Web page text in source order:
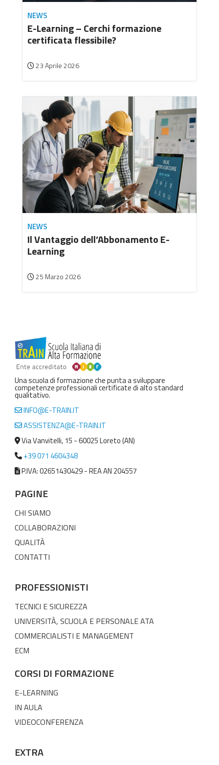
NEWS
E-Learning – Cerchi formazione
certificata flessibile?
23 Aprile 2026
NEWS
Il Vantaggio dell’Abbonamento E-
Learning
25 Marzo 2026
Una scuola di formazione che punta a sviluppare
competenze professionali certificate di alto standard
qualitativo.
INFO@E-TRAIN.IT
ASSISTENZA@E-TRAIN.IT
Via Vanvitelli, 15 - 60025 Loreto (AN)
+39 071 4604348
P.IVA: 02651430429 - REA AN 204557
PAGINE
CHI SIAMO
COLLABORAZIONI
QUALITÀ
CONTATTI
PROFESSIONISTI
TECNICI E SICUREZZA
UNIVERSITÀ, SCUOLA E PERSONALE ATA
COMMERCIALISTI E MANAGEMENT
ECM
CORSI DI FORMAZIONE
E-LEARNING
IN AULA
VIDEOCONFERENZA
EXTRA